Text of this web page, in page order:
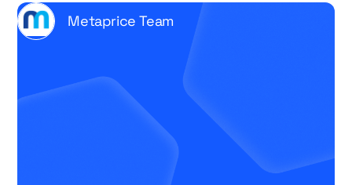
Metaprice Team